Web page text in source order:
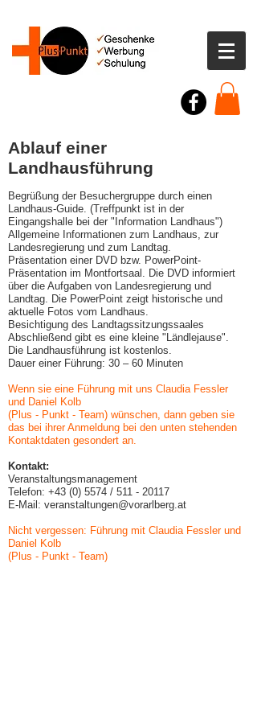
Ablauf einer
Landhausführung
Begrüßung der Besuchergruppe durch einen
Landhaus-Guide. (Treffpunkt ist in der
Eingangshalle bei der "Information Landhaus")
Allgemeine Informationen zum Landhaus, zur
Landesregierung und zum Landtag.
Präsentation einer DVD bzw. PowerPoint-
Präsentation im Montfortsaal. Die DVD informiert
über die Aufgaben von Landesregierung und
Landtag. Die PowerPoint zeigt historische und
aktuelle Fotos vom Landhaus.
Besichtigung des Landtagssitzungssaales
Abschließend gibt es eine kleine "Ländlejause".
Die Landhausführung ist kostenlos.
Dauer einer Führung: 30 – 60 Minuten
Wenn sie eine Führung mit uns Claudia Fessler
und Daniel Kolb
(Plus - Punkt - Team) wünschen, dann geben sie
das bei ihrer Anmeldung bei den unten stehenden
Kontaktdaten gesondert an.
Kontakt:
Veranstaltungsmanagement
Telefon: +43 (0) 5574 / 511 - 20117
E-Mail: veranstaltungen@vorarlberg.at
Nicht vergessen: Führung mit Claudia Fessler und
Daniel Kolb
(Plus - Punkt - Team)